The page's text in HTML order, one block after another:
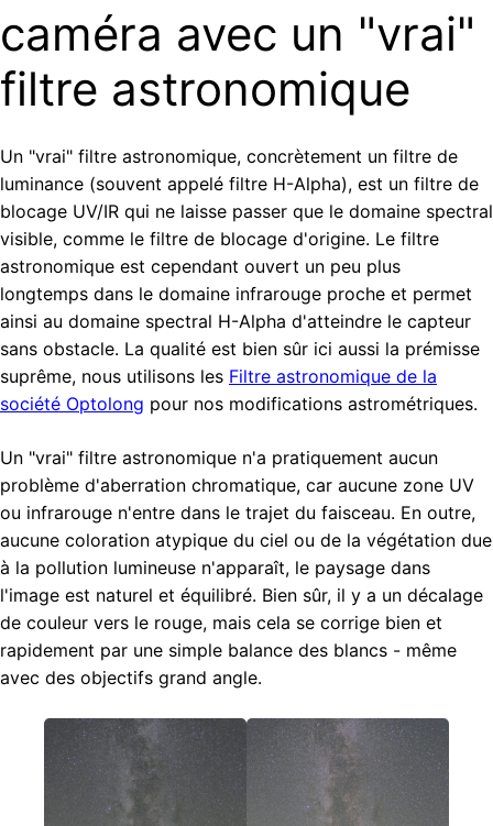
caméra avec un "vrai"
filtre astronomique
Un "vrai" filtre astronomique, concrètement un filtre de
luminance (souvent appelé filtre H-Alpha), est un filtre de
blocage UV/IR qui ne laisse passer que le domaine spectral
visible, comme le filtre de blocage d'origine. Le filtre
astronomique est cependant ouvert un peu plus
longtemps dans le domaine infrarouge proche et permet
ainsi au domaine spectral H-Alpha d'atteindre le capteur
sans obstacle. La qualité est bien sûr ici aussi la prémisse
suprême, nous utilisons les Filtre astronomique de la
société Optolong pour nos modifications astrométriques.
Un "vrai" filtre astronomique n'a pratiquement aucun
problème d'aberration chromatique, car aucune zone UV
ou infrarouge n'entre dans le trajet du faisceau. En outre,
aucune coloration atypique du ciel ou de la végétation due
à la pollution lumineuse n'apparaît, le paysage dans
l'image est naturel et équilibré. Bien sûr, il y a un décalage
de couleur vers le rouge, mais cela se corrige bien et
rapidement par une simple balance des blancs - même
avec des objectifs grand angle.